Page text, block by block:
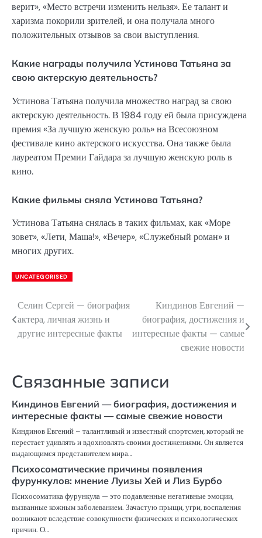
верит», «Место встречи изменить нельзя». Ее талант и
харизма покорили зрителей, и она получала много
положительных отзывов за свои выступления.
Какие награды получила Устинова Татьяна за
свою актерскую деятельность?
Устинова Татьяна получила множество наград за свою
актерскую деятельность. В 1984 году ей была присуждена
премия «За лучшую женскую роль» на Всесоюзном
фестивале кино актерского искусства. Она также была
лауреатом Премии Гайдара за лучшую женскую роль в
кино.
Какие фильмы сняла Устинова Татьяна?
Устинова Татьяна снялась в таких фильмах, как «Море
зовет», «Лети, Маша!», «Вечер», «Служебный роман» и
многих других.
UNCATEGORISED
Навигация
по
Селин Сергей — биография
актера, личная жизнь и
другие интересные факты
Киндинов Евгений —
биография, достижения и
интересные факты — самые
свежие новости
Связанные записи
Киндинов Евгений — биография, достижения и
интересные факты — самые свежие новости
Киндинов Евгений – талантливый и известный спортсмен, который не
перестает удивлять и вдохновлять своими достижениями. Он является
выдающимся представителем мира…
Психосоматические причины появления
фурункулов: мнение Луизы Хей и Лиз Бурбо
Психосоматика фурункула — это подавленные негативные эмоции,
вызванные кожным заболеванием. Зачастую прыщи, угри, воспаления
возникают вследствие совокупности физических и психологических
причин. О…